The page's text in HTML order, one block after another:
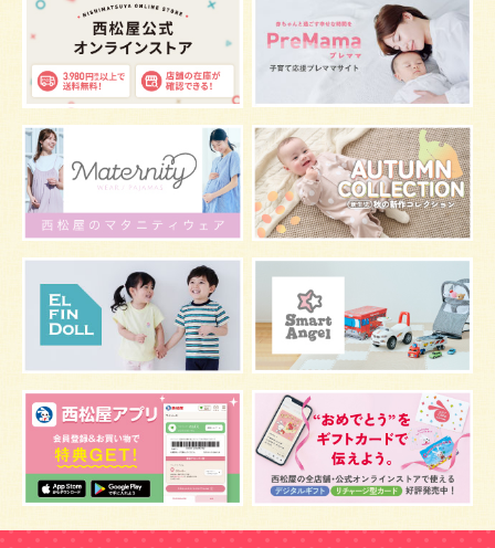
お昼寝 メニュー グッズ
お宮参り お食い初め お七夜
スキンケア お肌 マタニティウェア おしゃぶり
絵本 夜間断乳 抱っこ 視力 マスク
お風呂 嫌がる うんち 髪の毛 体温
予防 骨盤ベルトの注意点
骨盤ベルトの基礎知識 こども 骨盤ベルトの効果
しぐさ 感染症 保存 妊娠中の腰痛
アレルギー 風邪 目 乳がん
おっぱい 安全対策 おすすめ
マザーバッグ 鼻づまり 予防注射 反抗期